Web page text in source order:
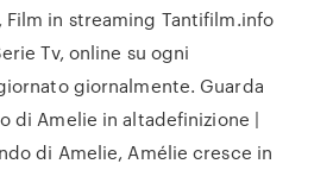
Film in streaming Tantifilm.info
Tv, online su ogni
giornalmente. Guarda
di Amelie in altadefinizione |
di Amelie, Amélie cresce in